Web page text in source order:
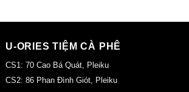
U-ORIES TIỆM CÀ PHÊ
CS1: 70 Cao Bá Quát, Pleiku
CS2: 86 Phan Đình Giót, Pleiku